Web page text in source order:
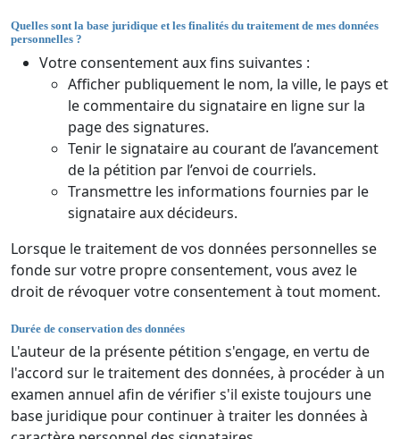
Quelles sont la base juridique et les finalités du traitement de mes données
personnelles ?
Votre consentement aux fins suivantes :
Afficher publiquement le nom, la ville, le pays et
le commentaire du signataire en ligne sur la
page des signatures.
Tenir le signataire au courant de l’avancement
de la pétition par l’envoi de courriels.
Transmettre les informations fournies par le
signataire aux décideurs.
Lorsque le traitement de vos données personnelles se
fonde sur votre propre consentement, vous avez le
droit de révoquer votre consentement à tout moment.
Durée de conservation des données
L'auteur de la présente pétition s'engage, en vertu de
l'accord sur le traitement des données, à procéder à un
examen annuel afin de vérifier s'il existe toujours une
base juridique pour continuer à traiter les données à